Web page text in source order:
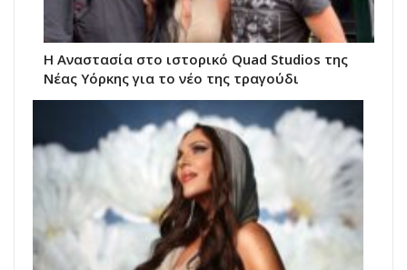
Η Αναστασία στο ιστορικό Quad Studios της
Νέας Υόρκης για το νέο της τραγούδι